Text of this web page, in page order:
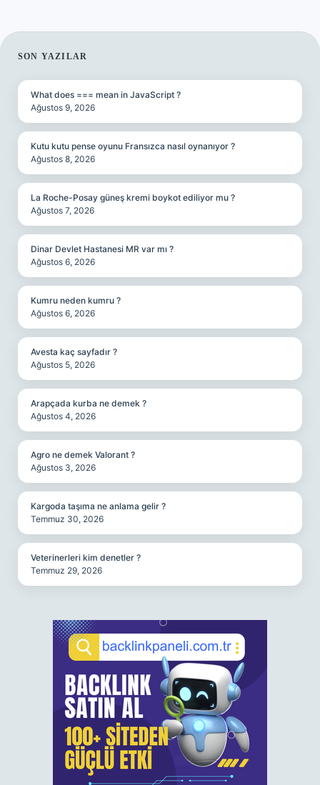
SIDEBAR
SON YAZILAR
What does === mean in JavaScript ?
Ağustos 9, 2026
Kutu kutu pense oyunu Fransızca nasıl oynanıyor ?
Ağustos 8, 2026
La Roche-Posay güneş kremi boykot ediliyor mu ?
Ağustos 7, 2026
Dinar Devlet Hastanesi MR var mı ?
Ağustos 6, 2026
Kumru neden kumru ?
Ağustos 6, 2026
Avesta kaç sayfadır ?
Ağustos 5, 2026
Arapçada kurba ne demek ?
Ağustos 4, 2026
Agro ne demek Valorant ?
Ağustos 3, 2026
Kargoda taşıma ne anlama gelir ?
Temmuz 30, 2026
Veterinerleri kim denetler ?
Temmuz 29, 2026